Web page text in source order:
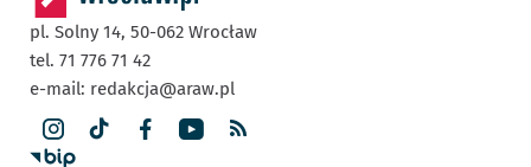
pl. Solny 14, 50-062 Wrocław
tel. 71 776 71 42
e-mail: redakcja@araw.pl